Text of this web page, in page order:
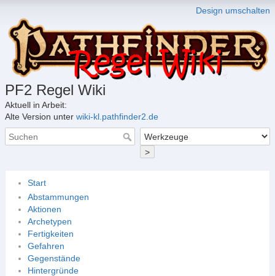
Design umschalten
PF2 Regel Wiki
Aktuell in Arbeit:
Alte Version unter wiki-kl.pathfinder2.de
>
Start
Abstammungen
Aktionen
Archetypen
Fertigkeiten
Gefahren
Gegenstände
Hintergründe